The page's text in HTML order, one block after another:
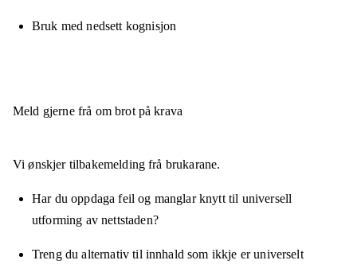
Bruk med nedsett kognisjon
Meld gjerne frå om brot på krava
Vi ønskjer tilbakemelding frå brukarane.
Har du oppdaga feil og manglar knytt til universell
utforming av nettstaden?
Treng du alternativ til innhald som ikkje er universelt